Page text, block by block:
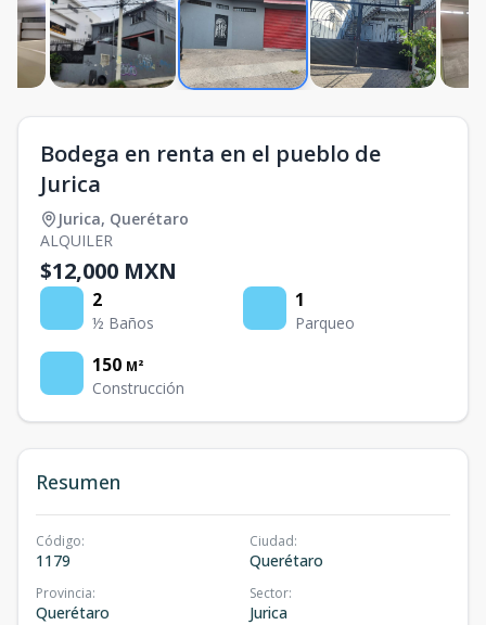
Bodega en renta en el pueblo de
Jurica
Jurica, Querétaro
ALQUILER
$12,000 MXN
2
½ Baños
1
Parqueo
150 M²
Construcción
Resumen
Código:
1179
Ciudad:
Querétaro
Provincia:
Querétaro
Sector:
Jurica